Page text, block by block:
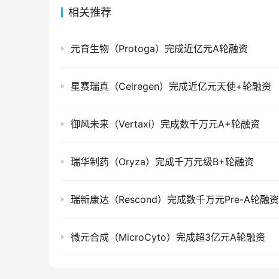
相关推荐
元育生物（Protoga）完成近亿元A轮融资
星赛瑞真（Celregen）完成近亿元天使+轮融资
御风未来（Vertaxi）完成数千万元A+轮融资
瑞华制药（Oryza）完成千万元级B+轮融资
瑞新康达（Rescond）完成数千万元Pre-A轮融资
微元合成（MicroCyto）完成超3亿元A轮融资